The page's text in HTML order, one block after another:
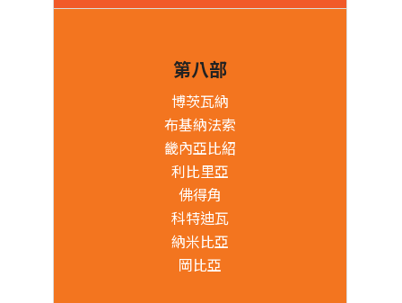
第八部
博茨瓦納
布基納法索
畿內亞比紹
利比里亞
佛得角
科特迪瓦
納米比亞
岡比亞